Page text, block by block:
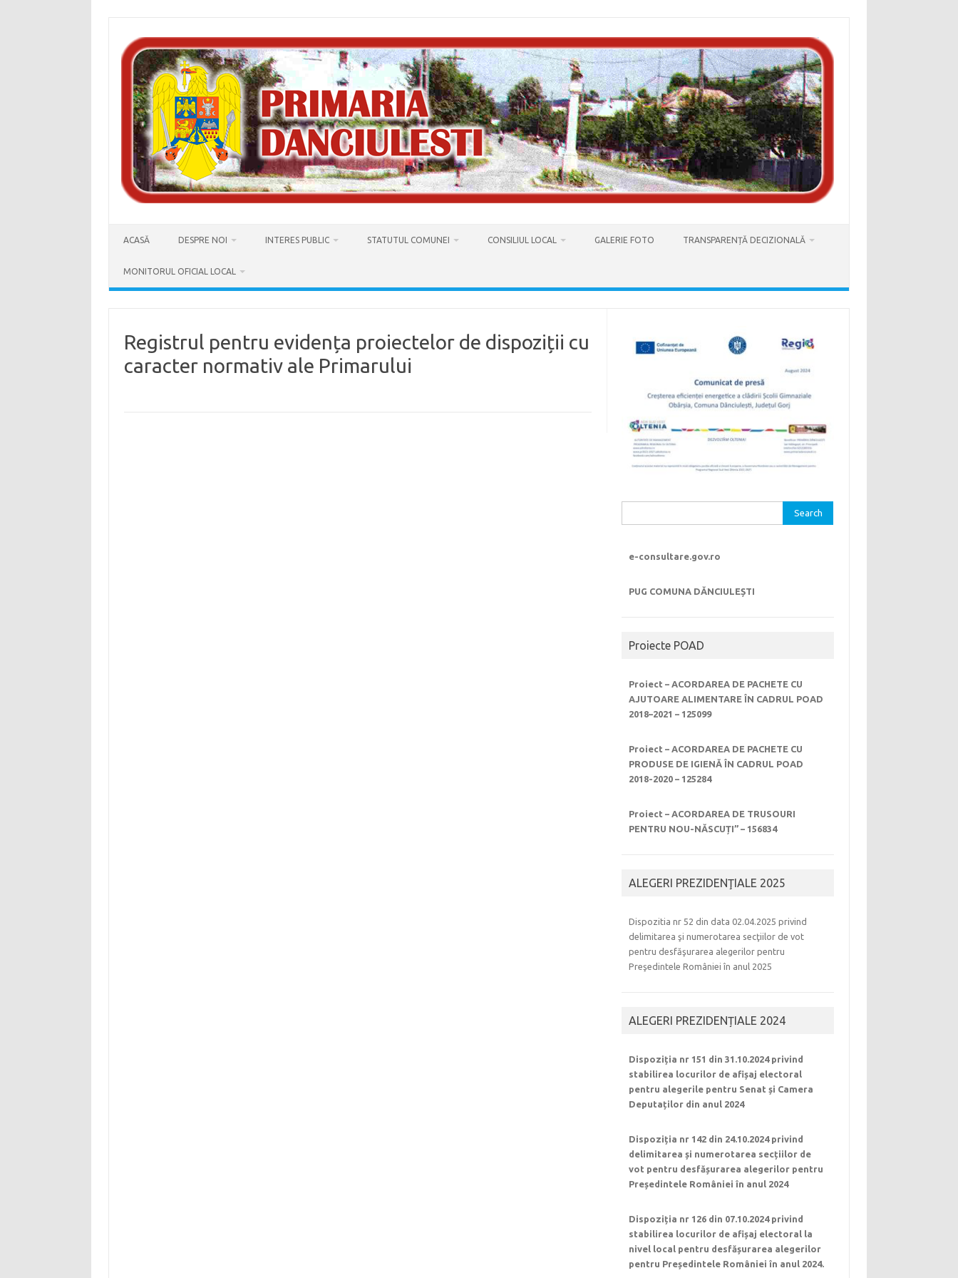
content
ACASĂ DESPRE NOI INTERES PUBLIC STATUTUL COMUNEI CONSILIUL LOCAL GALERIE FOTO TRANSPARENȚĂ DECIZIONALĂ
MONITORUL OFICIAL LOCAL
Registrul pentru evidența proiectelor de dispoziții cu
caracter normativ ale Primarului
for:
e-consultare.gov.ro
PUG COMUNA DĂNCIULEȘTI
Proiecte POAD
Proiect – ACORDAREA DE PACHETE CU
AJUTOARE ALIMENTARE ÎN CADRUL POAD
2018–2021 – 125099
Proiect – ACORDAREA DE PACHETE CU
PRODUSE DE IGIENĂ ÎN CADRUL POAD
2018-2020 – 125284
Proiect – ACORDAREA DE TRUSOURI
PENTRU NOU-NĂSCUȚI” – 156834
ALEGERI PREZIDENŢIALE 2025
Dispozitia nr 52 din data 02.04.2025 privind
delimitarea şi numerotarea secţiilor de vot
pentru desfăşurarea alegerilor pentru
Preşedintele României în anul 2025
ALEGERI PREZIDENȚIALE 2024
Dispoziția nr 151 din 31.10.2024 privind
stabilirea locurilor de afișaj electoral
pentru alegerile pentru Senat și Camera
Deputaților din anul 2024
Dispoziția nr 142 din 24.10.2024 privind
delimitarea și numerotarea secțiilor de
vot pentru desfășurarea alegerilor pentru
Președintele României în anul 2024
Dispoziția nr 126 din 07.10.2024 privind
stabilirea locurilor de afișaj electoral la
nivel local pentru desfășurarea alegerilor
pentru Președintele României în anul 2024.